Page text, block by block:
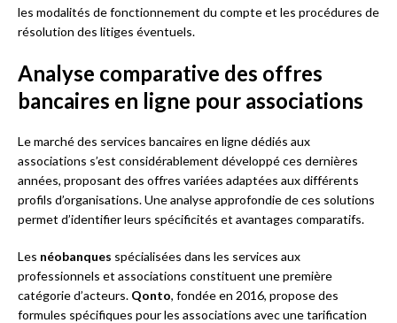
les modalités de fonctionnement du compte et les procédures de
résolution des litiges éventuels.
Analyse comparative des offres
bancaires en ligne pour associations
Le marché des services bancaires en ligne dédiés aux
associations s’est considérablement développé ces dernières
années, proposant des offres variées adaptées aux différents
profils d’organisations. Une analyse approfondie de ces solutions
permet d’identifier leurs spécificités et avantages comparatifs.
Les néobanques spécialisées dans les services aux
professionnels et associations constituent une première
catégorie d’acteurs. Qonto, fondée en 2016, propose des
formules spécifiques pour les associations avec une tarification